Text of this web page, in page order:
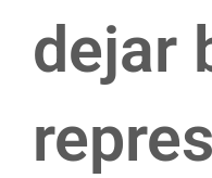
dejar